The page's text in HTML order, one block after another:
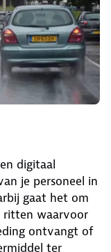
digitaal
je personeel in
gaat het om
ritten waarvoor
ontvangt of
ter